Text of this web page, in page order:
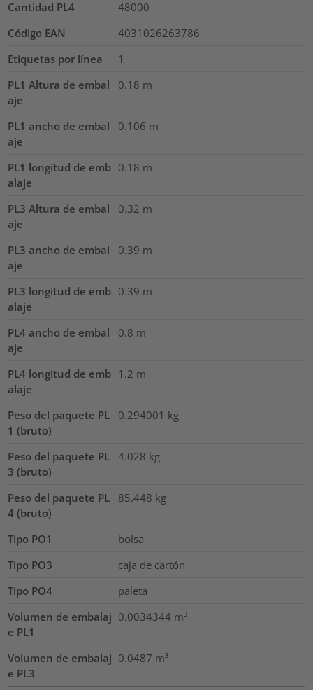
Cantidad PL4
48000
Código EAN
4031026263786
Etiquetas por línea
1
PL1 Altura de embal
aje
0.18 m
PL1 ancho de embal
aje
0.106 m
PL1 longitud de emb
alaje
0.18 m
PL3 Altura de embal
aje
0.32 m
PL3 ancho de embal
aje
0.39 m
PL3 longitud de emb
alaje
0.39 m
PL4 ancho de embal
aje
0.8 m
PL4 longitud de emb
alaje
1.2 m
Peso del paquete PL
1 (bruto)
0.294001 kg
Peso del paquete PL
3 (bruto)
4.028 kg
Peso del paquete PL
4 (bruto)
85.448 kg
Tipo PO1
bolsa
Tipo PO3
caja de cartón
Tipo PO4
paleta
Volumen de embalaj
e PL1
0.0034344 m³
Volumen de embalaj
e PL3
0.0487 m³